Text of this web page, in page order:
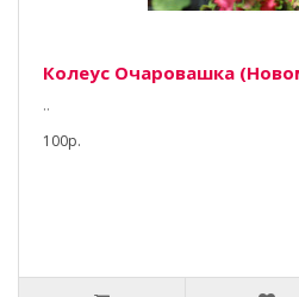
Колеус Очаровашка
..
100р.